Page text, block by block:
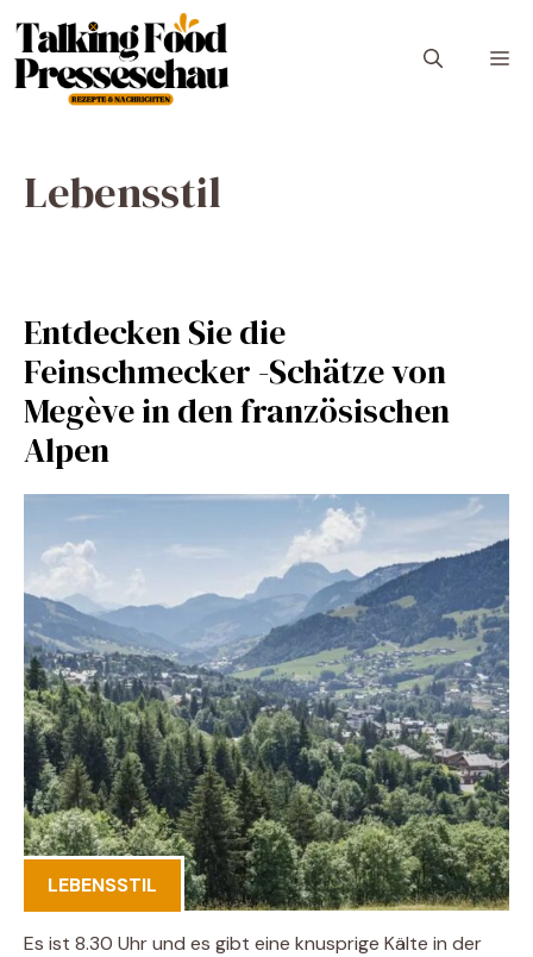
Inhalt
springen
Lebensstil
Entdecken Sie die
Feinschmecker -Schätze von
Megève in den französischen
Alpen
LEBENSSTIL
Es ist 8.30 Uhr und es gibt eine knusprige Kälte in der